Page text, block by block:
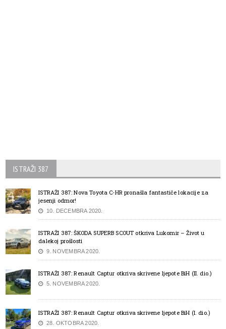
ISTRAŽI 387
ISTRAŽI 387: Nova Toyota C-HR pronašla fantastiče lokacije za
jesenji odmor!
10. DECEMBRA 2020.
ISTRAŽI 387: ŠKODA SUPERB SCOUT otkriva Lukomir – Život u
dalekoj prošlosti
9. NOVEMBRA 2020.
ISTRAŽI 387: Renault Captur otkriva skrivene ljepote BiH (II. dio.)
5. NOVEMBRA 2020.
ISTRAŽI 387: Renault Captur otkriva skrivene ljepote BiH (I. dio.)
28. OKTOBRA 2020.